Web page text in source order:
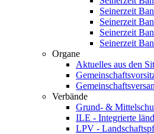
Seinerzeit
Seinerzeit
Seinerzeit
Seinerzeit
Organe
Aktuelles aus den
Verbände
Grund- &
ILE - Integrierte
LPV -